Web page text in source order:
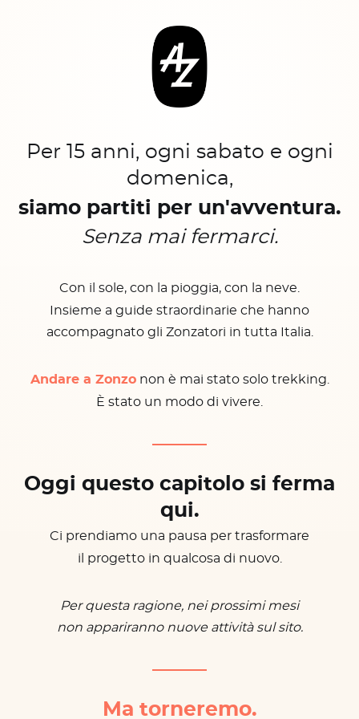
Per 15 anni, ogni sabato e ogni
domenica,
siamo partiti per un'avventura.
Senza mai fermarci.
Con il sole, con la pioggia, con la neve.
Insieme a guide straordinarie che hanno
accompagnato gli Zonzatori in tutta Italia.
Andare a Zonzonon è mai stato solo trekking.
È stato un modo di vivere.
Oggi questo capitolo si ferma
qui.
Ci prendiamo una pausa per trasformare
il progetto in qualcosa di nuovo.
Per questa ragione, nei prossimi mesi
non appariranno nuove attività sul sito.
Ma torneremo.